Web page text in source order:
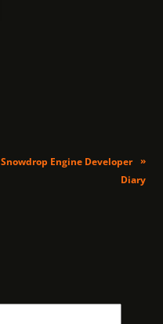
»
Snowdrop Engine Developer
Diary